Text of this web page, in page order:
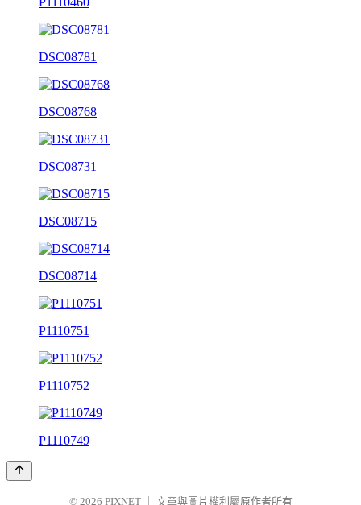
DSC08781
DSC08768
DSC08731
DSC08715
DSC08714
P1110751
P1110752
P1110749
© 2026 PIXNET 文章與圖片權利屬原作者所有